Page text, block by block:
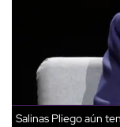
Salinas Pliego aún